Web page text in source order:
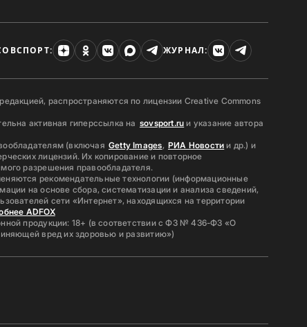
ЖУРНАЛ:
распространяются по лицензии Creative Commons
активная гиперссылка на sovsport.ru и указание автора
(включая Getty Images, РИА Новости и др.) и
лицензий. Их копирование и повторное
разрешения правообладателя.
рекомендательные технологии (информационные
на основе сбора, систематизации и анализа сведений,
сети «Интернет», находящихся на территории
ADFOX
продукции: 18+ (в соответствии с ФЗ № 436-ФЗ «О
вред их здоровью и развитию»)